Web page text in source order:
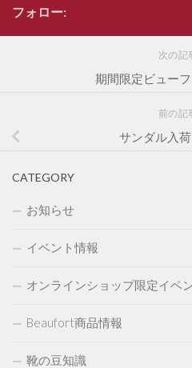
フォロー:
次の記
期間限定ビュー
前の記
サンダル入
CATEGORY
お知らせ
イベント情報
オンラインショップ限定イベ
Beaufort商品情報
靴の豆知識